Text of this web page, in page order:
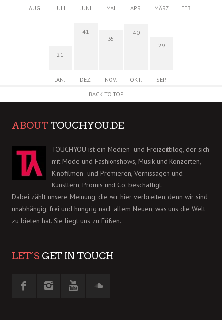
AUG. JULI JUNI MAI APR. MÄRZ FEB.
21
JAN.
41
DEZ.
35
NOV.
40
OKT.
29
SEP.
BACK TO TOP
ABOUT TOUCHYOU.DE
TOUCHYOU ist ein Medien- und Freizeitblog, der sich
mit Mode und Fashionshows, Musik und Konzerten,
Kinofilmen- und Premieren, Vernissagen und
Künstlern, Promis und Co. beschäftigt.
Dabei zählt unsere Meinung, die wir hier verbreiten, denn wir sind
unabhängig, frei und hungrig nach allem Neuen, was uns die Welt
zu bieten hat. Sie liegt uns zu Füßen.
LET´S GET IN TOUCH